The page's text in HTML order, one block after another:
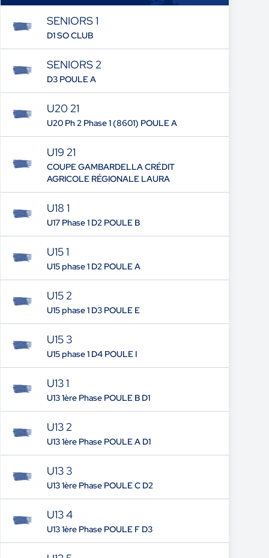
SENIORS 1
D1 SO CLUB
SENIORS 2
D3 POULE A
U20 21
U20 Ph 2 Phase 1 (8601) POULE A
U19 21
COUPE GAMBARDELLA CRÉDIT
AGRICOLE RÉGIONALE LAURA
U18 1
U17 Phase 1 D2 POULE B
U15 1
U15 phase 1 D2 POULE A
U15 2
U15 phase 1 D3 POULE E
U15 3
U15 phase 1 D4 POULE I
U13 1
U13 1ère Phase POULE B D1
U13 2
U13 1ère Phase POULE A D1
U13 3
U13 1ère Phase POULE C D2
U13 4
U13 1ère Phase POULE F D3